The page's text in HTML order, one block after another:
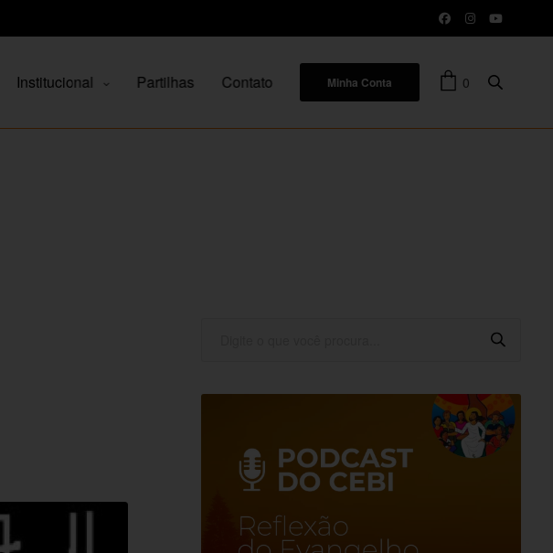
Institucional Partilhas Contato Minha Conta 0